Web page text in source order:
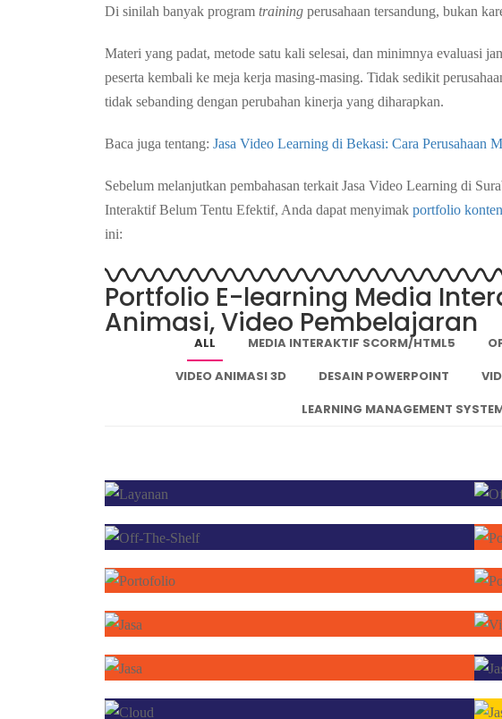
Di sinilah banyak program training perusahaan tersandung, bukan
Materi yang padat, metode satu kali selesai, dan minimnya evaluasi
peserta kembali ke meja kerja masing-masing. Tidak sedikit
tidak sebanding dengan perubahan kinerja yang diharapkan.
Baca juga tentang: Jasa Video Learning di Bekasi: Cara Perusahaan
Sebelum melanjutkan pembahasan terkait Jasa Video Learning di
Interaktif Belum Tentu Efektif, Anda dapat menyimak portfolio
ini:
Portfolio E-learning Media
Animasi, Video Pembelajaran
ALL MEDIA INTERAKTIF SCORM/HTML5
VIDEO ANIMASI 3D
DESAIN POWERPOINT
LEARNING MANAGEMENT